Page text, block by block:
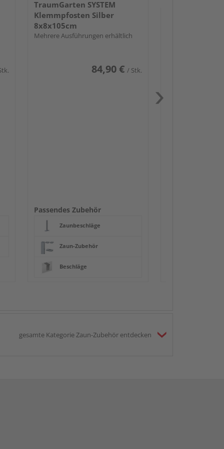
TraumGarten SYSTEM
Klemmpfosten Silber
8x8x105cm
Mehrere Ausführungen erhältlich
84,90 € / Stk.
Passendes Zubehör
Zaunbeschläge
Zaun-Zubehör
Beschläge
gesamte Kategorie Zaun-Zubehör entdecken